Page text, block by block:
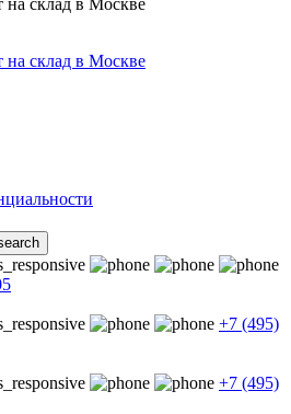
на склад в Москве
на склад в Москве
+7 (495)
+7 (495)